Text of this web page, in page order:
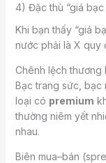
4) Đặc thù “giá bạc
Khi bạn thấy “giá
nước phải là X quy
Chênh lệch thương
Bạc trang sức, bạc
loại có premium
thường niêm yết
nhau.
Biên mua–bán